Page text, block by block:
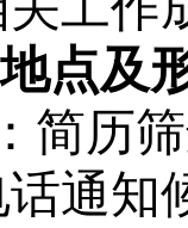
点及
简历
话通知